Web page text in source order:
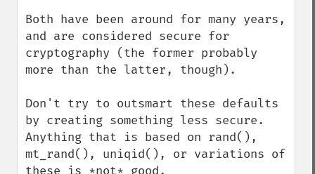
Both have been around for many years,
and are considered secure for
cryptography (the former probably
more than the latter, though).
Don't try to outsmart these defaults
by creating something less secure.
Anything that is based on rand(),
mt_rand(), uniqid(), or variations of
these is *not* good.